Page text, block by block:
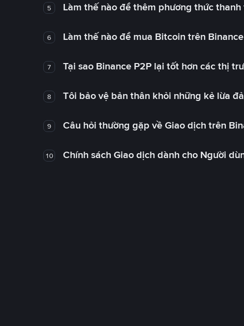
5 Làm thế nào để thêm phương thức
6 Làm thế nào để mua Bitcoin trên
7 Tại sao Binance P2P lại tốt hơn các thị
8 Tôi bảo vệ bản thân khỏi những kẻ lừa
9 Câu hỏi thường gặp về Giao dịch trên
10 Chính sách Giao dịch dành cho Người